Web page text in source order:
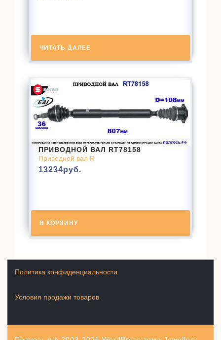
ЧИТАТЬ ДАЛЕЕ
ПРИВОДНОЙ ВАЛ RT78158
Приводной вал R
13234руб.
В КОРЗИНУ
Условия продажи товаров
Политика конфиденциальности